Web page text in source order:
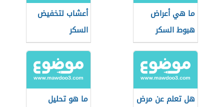
ما هي أعراض
هبوط السكر
أعشاب لتخفيض
السكر
هل تعلم عن مرض
ما هو تحليل